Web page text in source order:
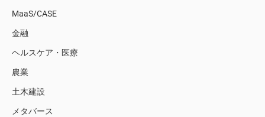
MaaS/CASE
金融
ヘルスケア・医療
農業
土木建設
メタバース